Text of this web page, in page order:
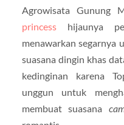
Agrowisata Gunung
princesshijaunya
menawarkan segarnya
suasana dingin khas
kedinginan karena
unggun untuk
membuat suasana